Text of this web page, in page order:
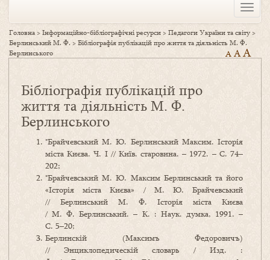
Toggle
Головна >Інформаційно-бібліографічні ресурси >Педагоги України та світу>
Берлинський М. Ф. >Бібліографія публікацій про життя та діяльність М. Ф.
Берлинського
A AA
Бібліографія публікацій про
життя та діяльність М. Ф.
Берлинського
*Брайчевський М. Ю. Берлинський Максим. Історія
міста Києва. Ч. І // Київ. старовина. – 1972. – С. 74–
202;
*Брайчевський М. Ю. Максим Берлинський та його
«Історія міста Києва» / М. Ю. Брайчевський
// Берлинський М. Ф. Історія міста Києва
/ М. Ф. Берлинський. – К. : Наук. думка, 1991. –
С. 5–20;
Берлинскій (Максимъ Федоровичъ)
// Энциклопедическій словарь / Изд. :